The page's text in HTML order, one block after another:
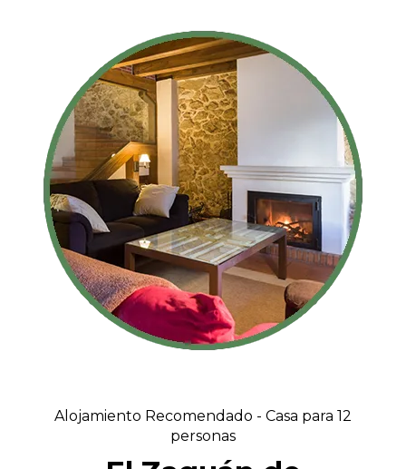
Alojamiento Recomendado - Casa para 12
personas